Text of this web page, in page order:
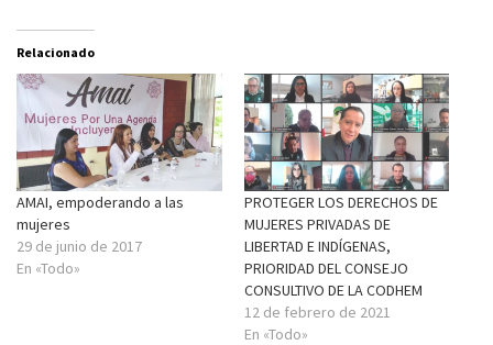
Relacionado
AMAI, empoderando a las
mujeres
29 de junio de 2017
En «Todo»
PROTEGER LOS DERECHOS DE
MUJERES PRIVADAS DE
LIBERTAD E INDÍGENAS,
PRIORIDAD DEL CONSEJO
CONSULTIVO DE LA CODHEM
12 de febrero de 2021
En «Todo»